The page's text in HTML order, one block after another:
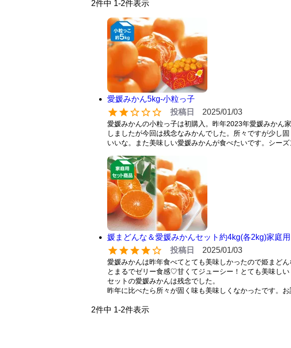
2件中 1-2件表示
愛媛みかん5kg-小粒っ子
投稿日
2025/01/03
愛媛みかんの小粒っ子は初購入。昨年2023年愛媛みかん
しましたが今回は残念なみかんでした。所々ですが少し
いいな。また美味しい愛媛みかんが食べたいです。シー
媛まどんな＆愛媛みかんセット約4kg(各2kg)家庭用
投稿日
2025/01/03
愛媛みかんは昨年食べてとても美味しかったので姫まど
とまるでゼリー食感♡甘くてジューシー！とても美味しい
セットの愛媛みかんは残念でした。
昨年に比べたら所々が固く味も美味しくなかったです。
2件中 1-2件表示